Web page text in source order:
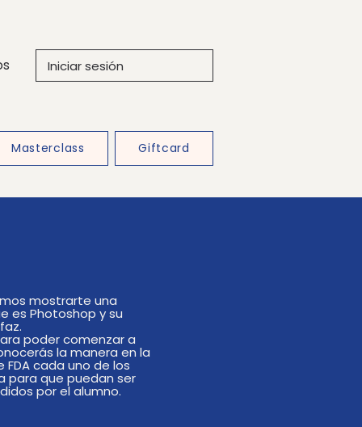
Iniciar sesión
Masterclass Giftcard
mostrarte una
es Photoshop y su
poder comenzar a
la manera en la
cada uno de los
para que puedan ser
por el alumno.